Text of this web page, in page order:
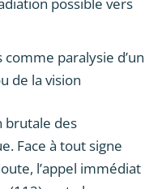
paralysie d’un
de la vision
brutale des
Face à tout signe
l’appel immédiat